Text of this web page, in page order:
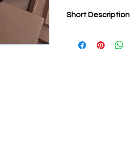
Short Description